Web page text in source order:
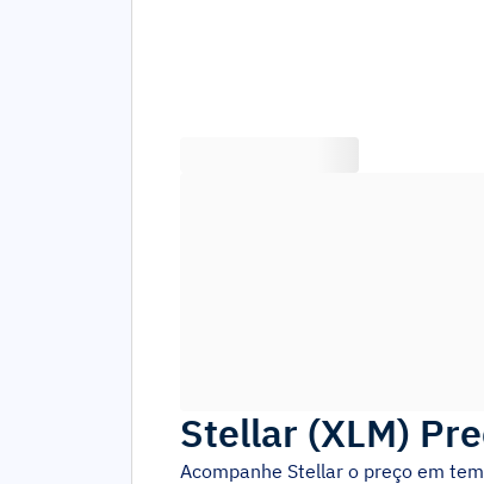
Stellar (XLM)
Acompanhe Stellar o preço em